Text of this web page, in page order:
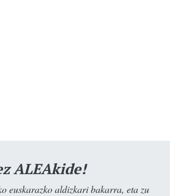
ALEAkide!
euskarazko aldizkari bakarra, eta zu